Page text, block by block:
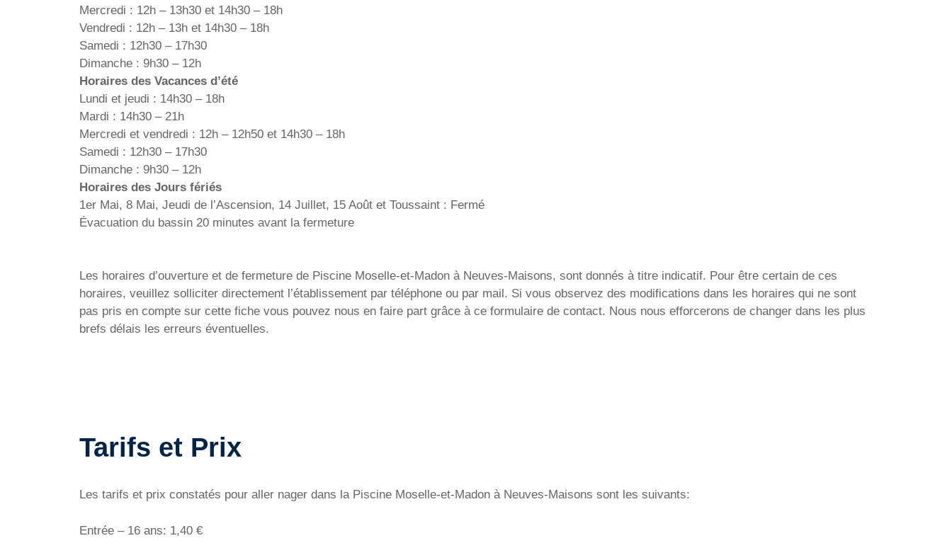
Mercredi : 12h – 13h30 et 14h30 – 18h
Vendredi : 12h – 13h et 14h30 – 18h
Samedi : 12h30 – 17h30
Dimanche : 9h30 – 12h
Horaires des Vacances d’été
Lundi et jeudi : 14h30 – 18h
Mardi : 14h30 – 21h
Mercredi et vendredi : 12h – 12h50 et 14h30 – 18h
Samedi : 12h30 – 17h30
Dimanche : 9h30 – 12h
Horaires des Jours fériés
1er Mai, 8 Mai, Jeudi de l’Ascension, 14 Juillet, 15 Août et Toussaint : Fermé
Évacuation du bassin 20 minutes avant la fermeture
Les horaires d’ouverture et de fermeture de Piscine Moselle-et-Madon à Neuves-Maisons, sont donnés à titre indicatif. Pour être certain de ces
horaires, veuillez solliciter directement l’établissement par téléphone ou par mail. Si vous observez des modifications dans les horaires qui ne sont
pas pris en compte sur cette fiche vous pouvez nous en faire part grâce à ce formulaire de contact. Nous nous efforcerons de changer dans les plus
brefs délais les erreurs éventuelles.
Tarifs et Prix
Les tarifs et prix constatés pour aller nager dans la Piscine Moselle-et-Madon à Neuves-Maisons sont les suivants:
Entrée – 16 ans: 1,40 €